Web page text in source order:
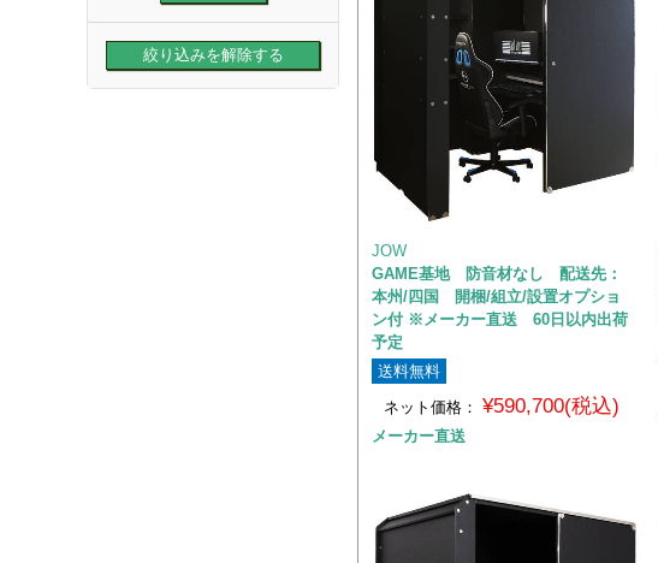
JOW
GAME基地 防音材なし 配送先：
本州/四国 開梱/組立/設置オプショ
ン付 ※メーカー直送 60日以内出荷
予定
送料無料
ネット価格： ¥590,700(税込)
メーカー直送